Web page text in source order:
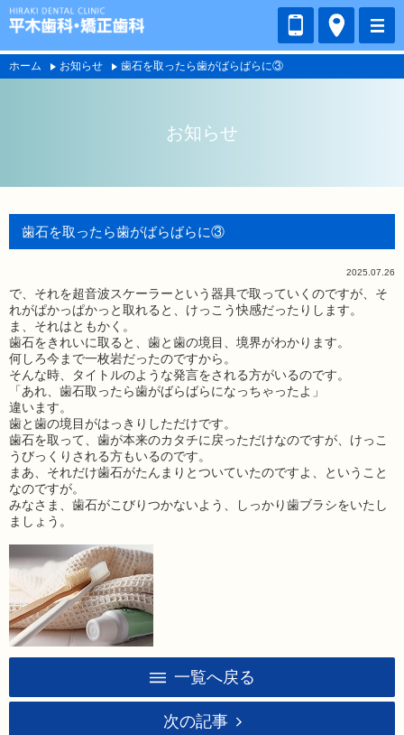
ホーム お知らせ 歯石を取ったら歯がばらばらに③
お知らせ
歯石を取ったら歯がばらばらに③
2025.07.26
で、それを超音波スケーラーという器具で取っていくのですが、そ
れがぱかっぱかっと取れると、けっこう快感だったりします。
ま、それはともかく。
歯石をきれいに取ると、歯と歯の境目、境界がわかります。
何しろ今まで一枚岩だったのですから。
そんな時、タイトルのような発言をされる方がいるのです。
「あれ、歯石取ったら歯がばらばらになっちゃったよ」
違います。
歯と歯の境目がはっきりしただけです。
歯石を取って、歯が本来のカタチに戻っただけなのですが、けっこ
うびっくりされる方もいるのです。
まあ、それだけ歯石がたんまりとついていたのですよ、ということ
なのですが。
みなさま、歯石がこびりつかないよう、しっかり歯ブラシをいたし
ましょう。
一覧へ戻る
次の記事